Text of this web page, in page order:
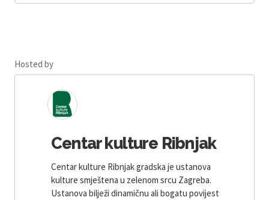
Hosted by
Centar kulture Ribnjak
Centar kulture Ribnjak gradska je ustanova
kulture smještena u zelenom srcu Zagreba.
Ustanova bilježi dinamičnu ali bogatu povijest